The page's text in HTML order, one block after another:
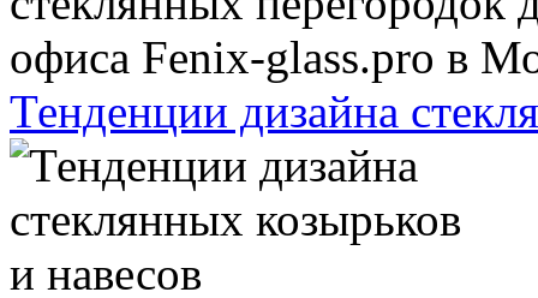
Тенденции дизайна